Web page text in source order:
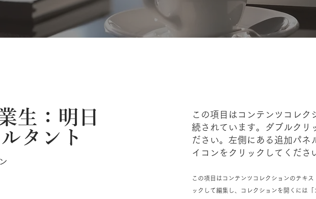
生：明日
タント
この項目はコンテンツコレ
続されています。ダブルクリ
ださい。左側にある追加パネ
イコンをクリックしてくださ
この項目はコンテンツコレクションのテキ
ックして編集し、コレクションを開くには